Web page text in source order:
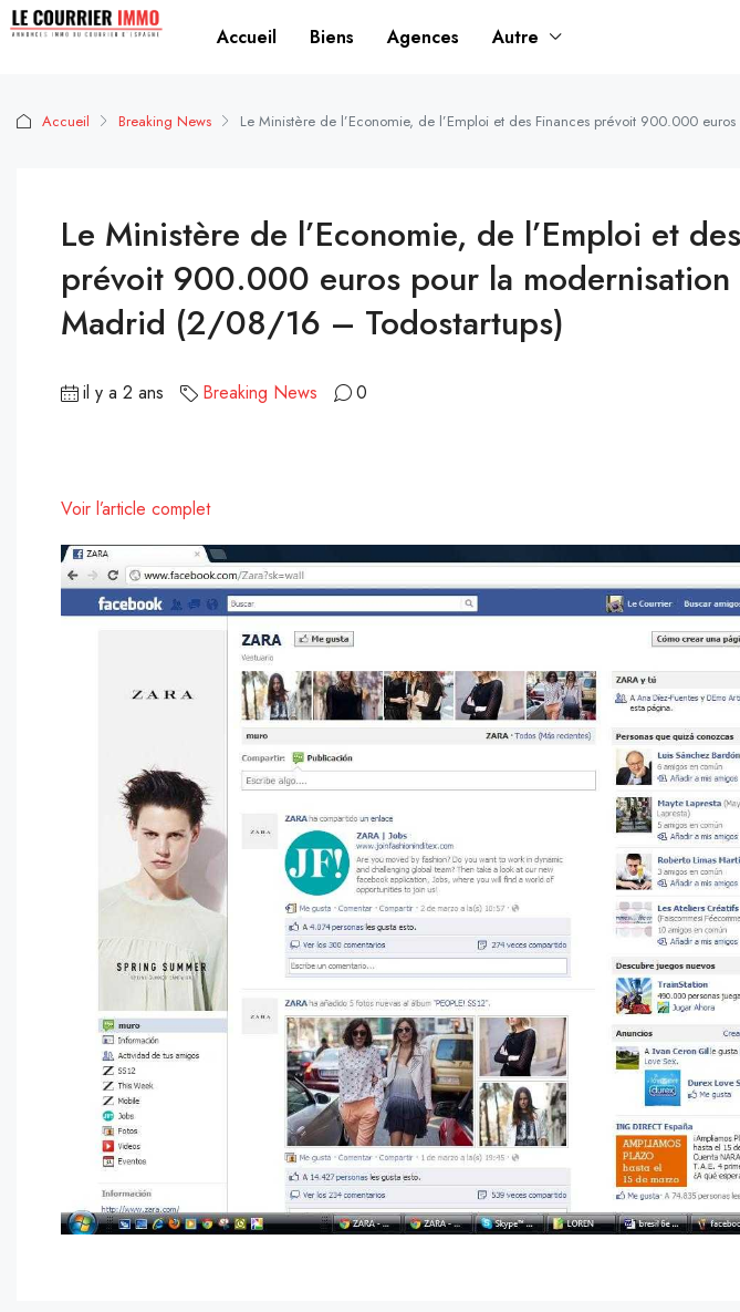
Accueil Biens Agences Autre
Accueil Breaking News Le Ministère de l’Economie, de l’Emploi et des Finances prévoit 900.000
Le Ministère de l’Economie, de l’Emploi et
prévoit 900.000 euros pour la modernisation
Madrid (2/08/16 – Todostartups)
il y a 2 ans Breaking News 0
Voir l’article complet